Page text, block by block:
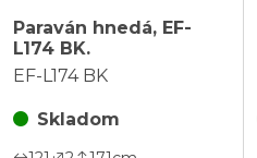
Paraván hnedá, EF-
L174 BK.
EF-L174 BK
Skladom